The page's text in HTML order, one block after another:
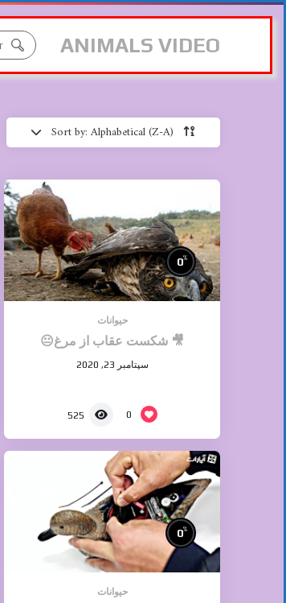
ANIMALS VIDEO
Sort by: Alphabetical (Z-A)
0%
حیوانات
🎥 شکست عقاب از مرغ😐
سپتامبر 23, 2020
0
525
0%
حیوانات